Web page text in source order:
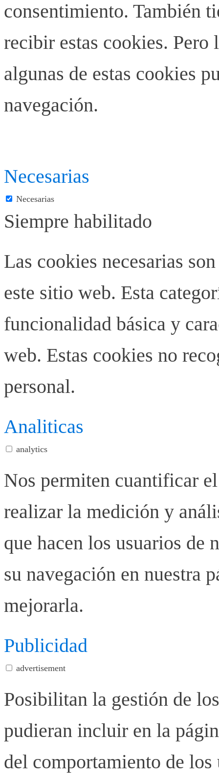
consentimiento. También
recibir estas cookies.
algunas de estas cookies
navegación.
Necesarias
Necesarias
Siempre habilitado
Las cookies necesarias
este sitio web. Esta
funcionalidad básica y
web. Estas cookies no
personal.
Analiticas
analytics
Nos permiten cuantificar
realizar la medición y
que hacen los usuarios de
su navegación en nuestra
mejorarla.
Publicidad
advertisement
Posibilitan la gestión de
pudieran incluir en la
del comportamiento de los